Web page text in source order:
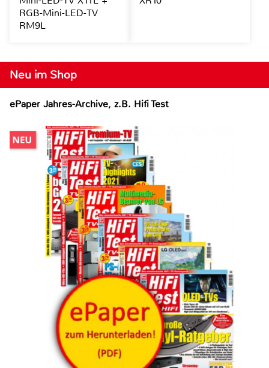
Neu im Shop
ePaper Jahres-Archive, z.B. Hifi Test
RGB-Mini-LED-TV
RM9L